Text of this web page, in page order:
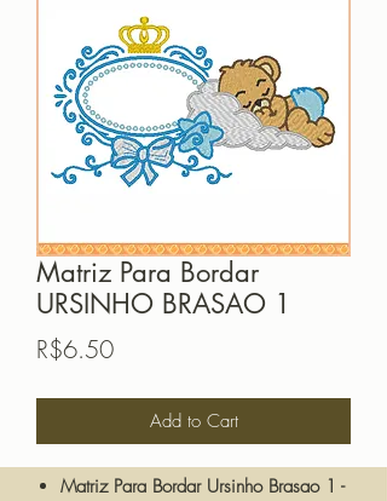
Matriz Para Bordar
URSINHO BRASAO 1
R$6.50Price
Add to Cart
Matriz Para Bordar Ursinho Brasao 1 -